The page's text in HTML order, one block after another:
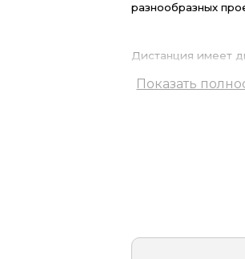
разнообразных
Дистанция имеет
длину 50 мм,
монтажа. При
Показать